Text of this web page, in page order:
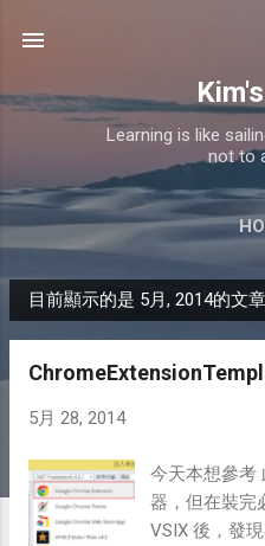
Learning is like
not to
發
章
目前顯示的是 5月, 2014的文章
5月 28, 2014
今天本想參考
器，但在裝完
VSIX 後，發